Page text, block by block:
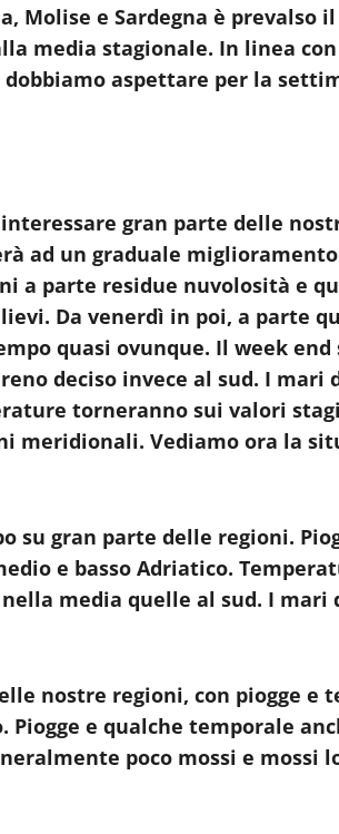
Molise e Sardegna è prevalso
media stagionale. In linea
aspettare per la
gran parte delle
ad un graduale
a parte residue nuvolosità e
Da venerdì in poi, a parte
quasi ovunque. Il week end
deciso invece al sud. I mari
torneranno sui valori
meridionali. Vediamo ora la
su gran parte delle regioni.
e basso Adriatico.
media quelle al sud. I mari
nostre regioni, con piogge e
e qualche temporale
poco mossi e mossi